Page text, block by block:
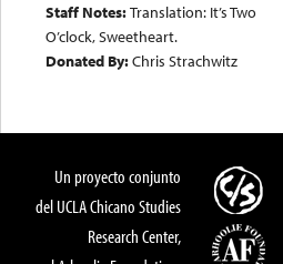
Staff Notes:Translation: It’s Two
O’clock, Sweetheart.
Donated By:Chris Strachwitz
Un proyecto conjunto
del UCLA Chicano Studies
Research Center,